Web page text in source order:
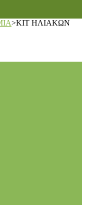
>ΚΙΤ ΗΛΙΑΚΩΝ